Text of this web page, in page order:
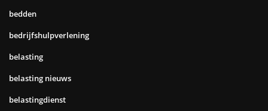
bedden
bedrijfshulpverlening
belasting
belasting nieuws
belastingdienst